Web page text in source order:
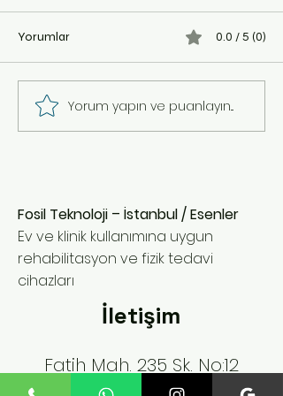
...
Yorumlar 0.0 / 5 (0)
Yorum yapın ve puanlayın...
Fosil Teknoloji – İstanbul / Esenler
Ev ve klinik kullanımına uygun
rehabilitasyon ve fizik tedavi
cihazları
İletişim
Fatih Mah. 235 Sk. No:12